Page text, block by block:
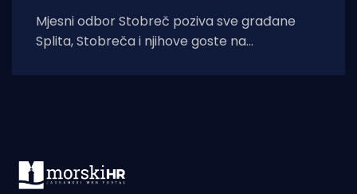
Mjesni odbor Stobreč poziva sve građane
Splita, Stobreča i njihove goste na